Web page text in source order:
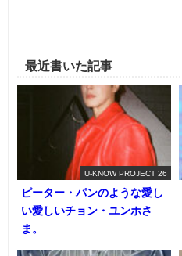
最近書いた記事
U-KNOW PROJECT 26
ピーター・パンのような愛し
い愛しいチョン・ユンホさ
ま。